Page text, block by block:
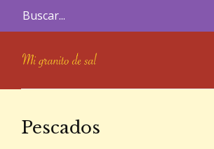
Pescados